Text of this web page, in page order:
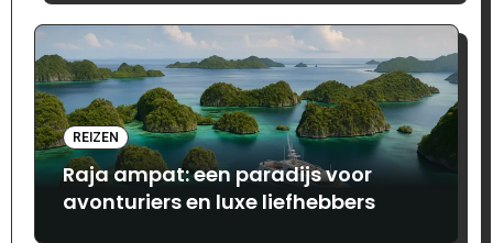
REIZEN
Raja ampat: een paradijs voor
avonturiers en luxe liefhebbers